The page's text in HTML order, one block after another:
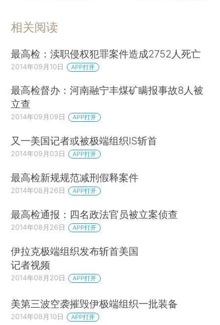
相关阅读
最高检：渎职侵权犯罪案件造成2752人死亡
2014年09月10日 APP打开
最高检督办：河南融宁丰煤矿瞒报事故8人被
立查
2014年09月09日 APP打开
又一美国记者或被极端组织IS斩首
2014年09月03日 APP打开
最高检新规规范减刑假释案件
2014年08月26日 APP打开
最高检通报：四名政法官员被立案侦查
2014年08月26日 APP打开
伊拉克极端组织发布斩首美国
记者视频
2014年08月20日 APP打开
美第三波空袭摧毁伊极端组织一批装备
2014年08月10日 APP打开